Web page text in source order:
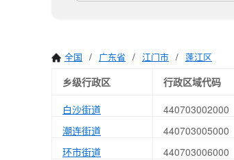
全国 / 广东省 / 江门市 / 蓬江区
乡级行政区 行政区域代码
白沙街道
440703002000
潮连街道
440703005000
环市街道
440703006000